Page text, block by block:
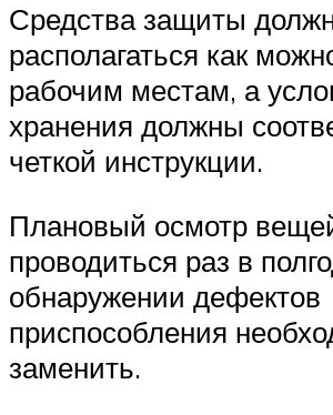
Средства защиты
располагаться как
рабочим местам, а
хранения должны
четкой инструкции.
Плановый осмотр
проводиться раз в
обнаружении дефектов
приспособления
заменить.